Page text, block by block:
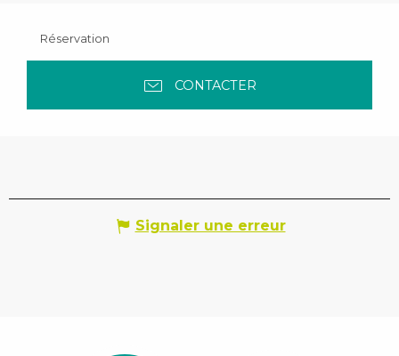
Réservation
CONTACTER
Signaler une erreur